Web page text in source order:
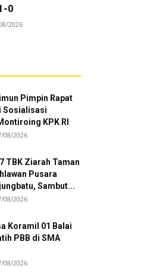
0
2026
Pimpin Rapat
Sosialisasi
KPK RI
08/2026
TBK Ziarah Taman
Pusara
Sambut...
08/2026
Koramil 01 Balai
PBB di SMA
08/2026